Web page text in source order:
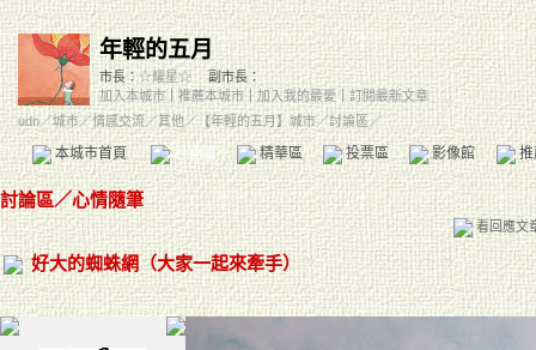
年輕的五月
市長：☆耀星☆
副市長：
加入本城市｜ 推薦本城市 ｜加入我的最愛
訂閱最新文章
udn／城市／情感交流／其他／ 【年輕的五月】城市／討論區／
本城市首頁 討論區 精華區 投票區 影像館 推
討論區／心情隨筆
看回應文
好大的蜘蛛網（大家一起來牽手）